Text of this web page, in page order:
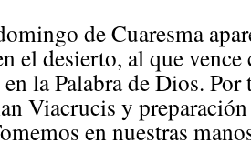
de Cuaresma
el desierto, al que
la Palabra de Dios. Por
Viacrucis y preparación
en nuestras